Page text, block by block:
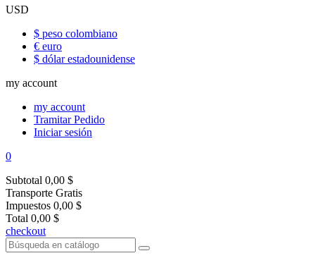
USD
$ peso colombiano
€ euro
$ dólar estadounidense
my account
my account
Tramitar Pedido
Iniciar sesión
0
Subtotal 0,00 $
Transporte Gratis
Impuestos 0,00 $
Total 0,00 $
checkout